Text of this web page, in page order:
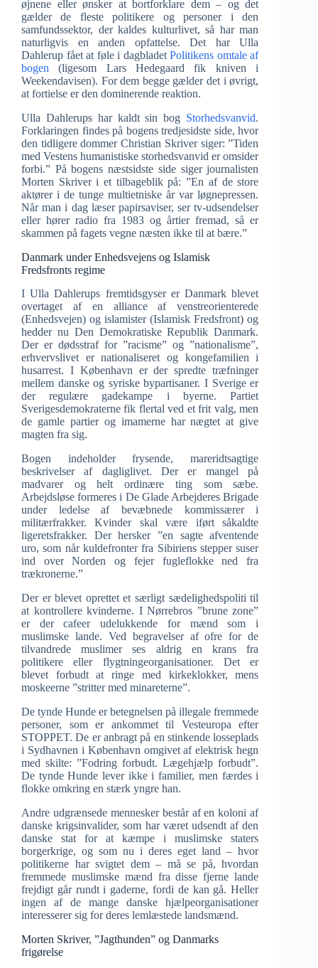
øjnene eller ønsker at bortforklare dem – og det
gælder de fleste politikere og personer i den
samfundssektor, der kaldes kulturlivet, så har man
naturligvis en anden opfattelse. Det har Ulla
Dahlerup fået at føle i dagbladetPolitikens omtale af
bogen (ligesom Lars Hedegaard fik kniven i
Weekendavisen). For dem begge gælder det i øvrigt,
at fortielse er den dominerende reaktion.
Ulla Dahlerups har kaldt sin bog Storhedsvanvid.
Forklaringen findes på bogens tredjesidste side, hvor
den tidligere dommer Christian Skriver siger: ”Tiden
med Vestens humanistiske storhedsvanvid er omsider
forbi.” På bogens næstsidste side siger journalisten
Morten Skriver i et tilbageblik på: ”En af de store
aktører i de tunge multietniske år var løgnepressen.
Når man i dag læser papirsaviser, ser tv-udsendelser
eller hører radio fra 1983 og årtier fremad, så er
skammen på fagets vegne næsten ikke til at bære.”
Danmark under Enhedsvejens og Islamisk
Fredsfronts regime
I Ulla Dahlerups fremtidsgyser er Danmark blevet
overtaget af en alliance af venstreorienterede
(Enhedsvejen) og islamister (Islamisk Fredsfront) og
hedder nu Den Demokratiske Republik Danmark.
Der er dødsstraf for ”racisme” og ”nationalisme”,
erhvervslivet er nationaliseret og kongefamilien i
husarrest. I København er der spredte træfninger
mellem danske og syriske bypartisaner. I Sverige er
der regulære gadekampe i byerne. Partiet
Sverigesdemokraterne fik flertal ved et frit valg, men
de gamle partier og imamerne har nægtet at give
magten fra sig.
Bogen indeholder frysende, mareridtsagtige
beskrivelser af dagliglivet. Der er mangel på
madvarer og helt ordinære ting som sæbe.
Arbejdsløse formeres i De Glade Arbejderes Brigade
under ledelse af bevæbnede kommissærer i
militærfrakker. Kvinder skal være iført såkaldte
ligeretsfrakker. Der hersker ”en sagte afventende
uro, som når kuldefronter fra Sibiriens stepper suser
ind over Norden og fejer fugleflokke ned fra
trækronerne.”
Der er blevet oprettet et særligt sædelighedspoliti til
at kontrollere kvinderne. I Nørrebros ”brune zone”
er der cafeer udelukkende for mænd som i
muslimske lande. Ved begravelser af ofre for de
tilvandrede muslimer ses aldrig en krans fra
politikere eller flygtningeorganisationer. Det er
blevet forbudt at ringe med kirkeklokker, mens
moskeerne ”stritter med minareterne”.
De tynde Hunde er betegnelsen på illegale fremmede
personer, som er ankommet til Vesteuropa efter
STOPPET. De er anbragt på en stinkende losseplads
i Sydhavnen i København omgivet af elektrisk hegn
med skilte: ”Fodring forbudt. Lægehjælp forbudt”.
De tynde Hunde lever ikke i familier, men færdes i
flokke omkring en stærk yngre han.
Andre udgrænsede mennesker består af en koloni af
danske krigsinvalider, som har været udsendt af den
danske stat for at kæmpe i muslimske staters
borgerkrige, og som nu i deres eget land – hvor
politikerne har svigtet dem – må se på, hvordan
fremmede muslimske mænd fra disse fjerne lande
frejdigt går rundt i gaderne, fordi de kan gå. Heller
ingen af de mange danske hjælpeorganisationer
interesserer sig for deres lemlæstede landsmænd.
Morten Skriver, ”Jagthunden” og Danmarks
frigørelse